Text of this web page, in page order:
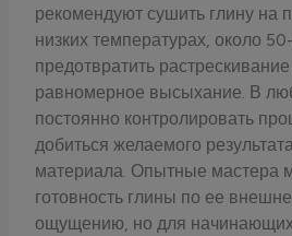
рекомендуют сушить глину на
низких температурах, около
предотвратить
равномерное высыхание. В
постоянно контролировать
добиться желаемого
материала. Опытные мастера
готовность глины по ее
ощущению, но для